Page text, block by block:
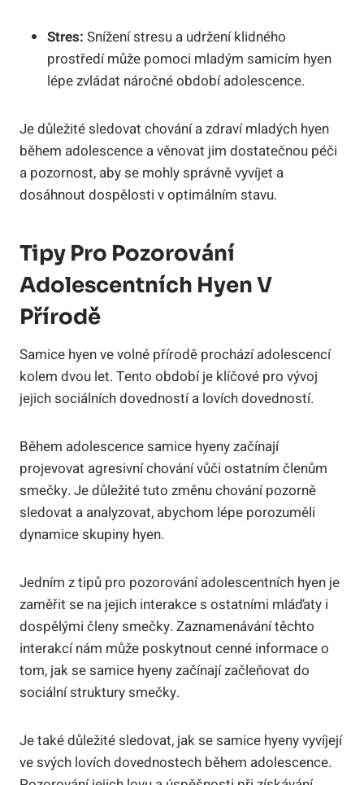
Stres: Snížení stresu a udržení klidného
prostředí může pomoci mladým samicím hyen
lépe zvládat náročné období adolescence.
Je důležité sledovat chování a zdraví mladých hyen
během adolescence a věnovat jim dostatečnou péči
a pozornost, aby se mohly správně vyvíjet a
dosáhnout dospělosti v optimálním stavu.
Tipy Pro Pozorování
Adolescentních Hyen V
Přírodě
Samice hyen ve volné přírodě prochází adolescencí
kolem dvou let. Tento období je klíčové pro vývoj
jejich sociálních dovedností a lovích dovedností.
Během adolescence samice hyeny začínají
projevovat agresivní chování vůči ostatním členům
smečky. Je důležité tuto změnu chování pozorně
sledovat a analyzovat, abychom lépe porozuměli
dynamice skupiny hyen.
Jedním z tipů pro pozorování adolescentních hyen je
zaměřit se na jejich interakce s ostatními mláďaty i
dospělými členy smečky. Zaznamenávání těchto
interakcí nám může poskytnout cenné informace o
tom, jak se samice hyeny začínají začleňovat do
sociální struktury smečky.
Je také důležité sledovat, jak se samice hyeny vyvíjejí
ve svých lovích dovednostech během adolescence.